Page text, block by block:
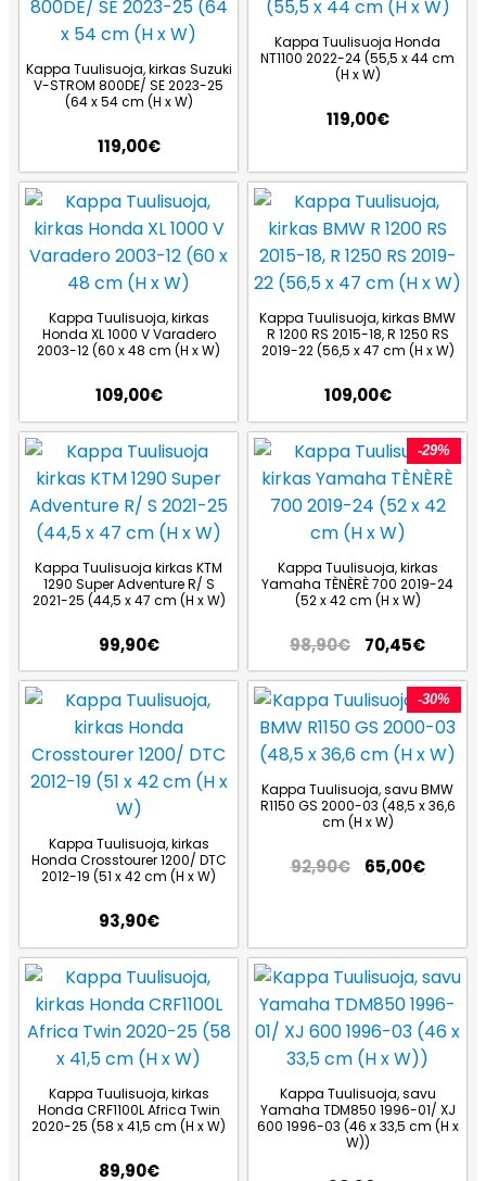
Kappa Tuulisuoja, kirkas Suzuki
V-STROM 800DE/ SE 2023-25
(64 x 54 cm (H x W)
119,00€
Kappa Tuulisuoja Honda
NT1100 2022-24 (55,5 x 44 cm
(H x W)
119,00€
Kappa Tuulisuoja, kirkas
Honda XL 1000 V Varadero
2003-12 (60 x 48 cm (H x W)
109,00€
Kappa Tuulisuoja, kirkas BMW
R 1200 RS 2015-18, R 1250 RS
2019-22 (56,5 x 47 cm (H x W)
109,00€
Kappa Tuulisuoja kirkas KTM
1290 Super Adventure R/ S
2021-25 (44,5 x 47 cm (H x W)
99,90€
-29%
Kappa Tuulisuoja, kirkas
Yamaha TÈNÈRÈ 700 2019-24
(52 x 42 cm (H x W)
98,90€ 70,45€
Kappa Tuulisuoja, kirkas
Honda Crosstourer 1200/ DTC
2012-19 (51 x 42 cm (H x W)
93,90€
-30%
Kappa Tuulisuoja, savu BMW
R1150 GS 2000-03 (48,5 x 36,6
cm (H x W)
92,90€ 65,00€
Kappa Tuulisuoja, kirkas
Honda CRF1100L Africa Twin
2020-25 (58 x 41,5 cm (H x W)
89,90€
Kappa Tuulisuoja, savu
Yamaha TDM850 1996-01/ XJ
600 1996-03 (46 x 33,5 cm (H x
W))